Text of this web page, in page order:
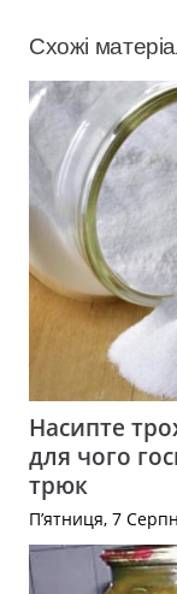
Схожі
Насипте
для чого
трюк
П’ятниця, 7